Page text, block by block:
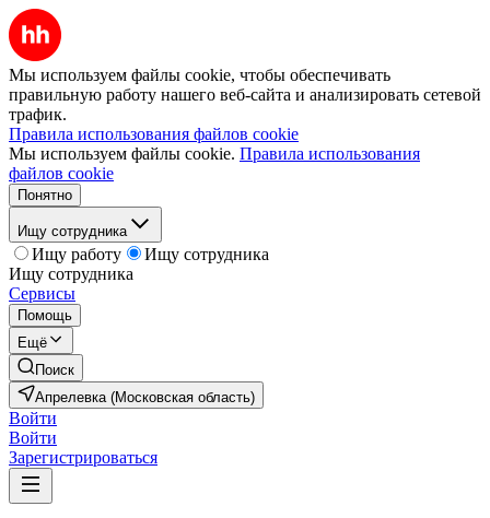
Мы используем файлы cookie, чтобы обеспечивать
правильную работу нашего веб-сайта и анализировать сетевой
трафик.
Правила использования файлов cookie
Мы используем файлы cookie. Правила использования
файлов cookie
Понятно
Ищу сотрудника
Ищу работу
Ищу сотрудника
Ищу сотрудника
Сервисы
Помощь
Ещё
Поиск
Апрелевка (Московская область)
Войти
Войти
Зарегистрироваться